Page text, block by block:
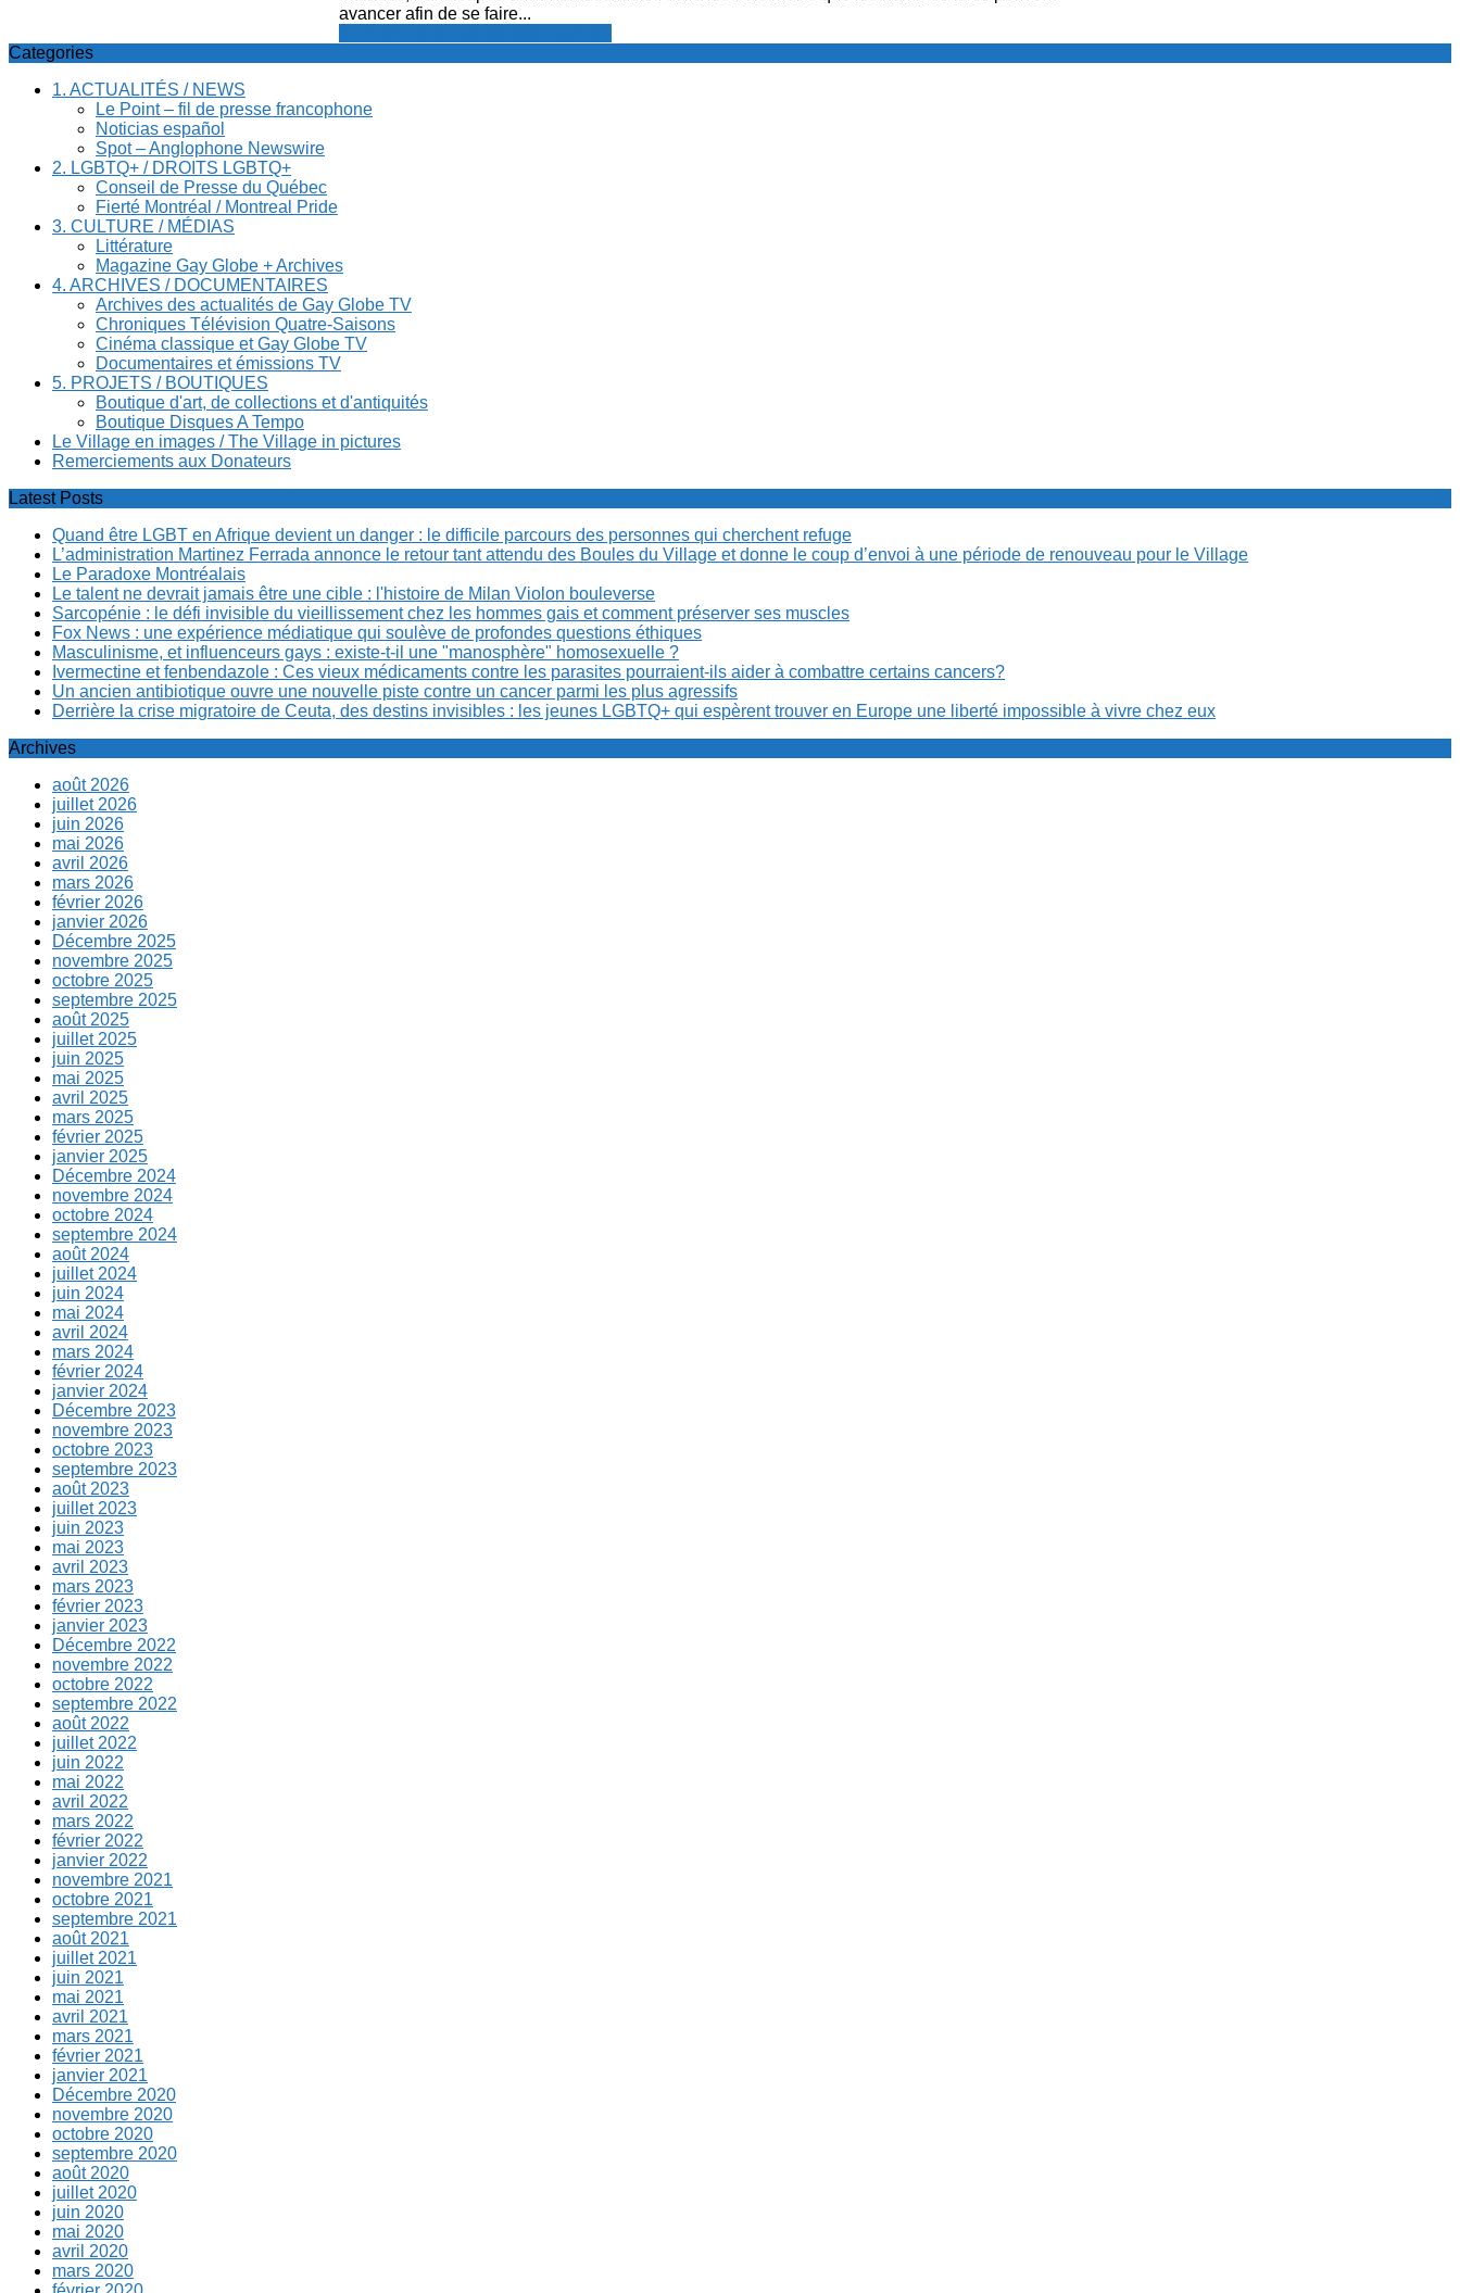
avancer afin de se faire...
Categories
1. ACTUALITÉS / NEWS
Le Point – fil de presse francophone
Noticias español
Spot – Anglophone Newswire
2. LGBTQ+ / DROITS LGBTQ+
Conseil de Presse du Québec
Fierté Montréal / Montreal Pride
3. CULTURE / MÉDIAS
Littérature
Magazine Gay Globe + Archives
4. ARCHIVES / DOCUMENTAIRES
Archives des actualités de Gay Globe TV
Chroniques Télévision Quatre-Saisons
Cinéma classique et Gay Globe TV
Documentaires et émissions TV
5. PROJETS / BOUTIQUES
Boutique d'art, de collections et d'antiquités
Boutique Disques A Tempo
Le Village en images / The Village in pictures
Remerciements aux Donateurs
Latest Posts
Quand être LGBT en Afrique devient un danger : le difficile parcours des personnes qui cherchent refuge
L’administration Martinez Ferrada annonce le retour tant attendu des Boules du Village et donne le coup d’envoi à une période de renouveau pour le Village
Le Paradoxe Montréalais
Le talent ne devrait jamais être une cible : l'histoire de Milan Violon bouleverse
Sarcopénie : le défi invisible du vieillissement chez les hommes gais et comment préserver ses muscles
Fox News : une expérience médiatique qui soulève de profondes questions éthiques
Masculinisme, et influenceurs gays : existe-t-il une "manosphère" homosexuelle ?
Ivermectine et fenbendazole : Ces vieux médicaments contre les parasites pourraient-ils aider à combattre certains cancers?
Un ancien antibiotique ouvre une nouvelle piste contre un cancer parmi les plus agressifs
Derrière la crise migratoire de Ceuta, des destins invisibles : les jeunes LGBTQ+ qui espèrent trouver en Europe une liberté impossible à vivre chez eux
Archives
août 2026
juillet 2026
juin 2026
mai 2026
avril 2026
mars 2026
février 2026
janvier 2026
Décembre 2025
novembre 2025
octobre 2025
septembre 2025
août 2025
juillet 2025
juin 2025
mai 2025
avril 2025
mars 2025
février 2025
janvier 2025
Décembre 2024
novembre 2024
octobre 2024
septembre 2024
août 2024
juillet 2024
juin 2024
mai 2024
avril 2024
mars 2024
février 2024
janvier 2024
Décembre 2023
novembre 2023
octobre 2023
septembre 2023
août 2023
juillet 2023
juin 2023
mai 2023
avril 2023
mars 2023
février 2023
janvier 2023
Décembre 2022
novembre 2022
octobre 2022
septembre 2022
août 2022
juillet 2022
juin 2022
mai 2022
avril 2022
mars 2022
février 2022
janvier 2022
novembre 2021
octobre 2021
septembre 2021
août 2021
juillet 2021
juin 2021
mai 2021
avril 2021
mars 2021
février 2021
janvier 2021
Décembre 2020
novembre 2020
octobre 2020
septembre 2020
août 2020
juillet 2020
juin 2020
mai 2020
avril 2020
mars 2020